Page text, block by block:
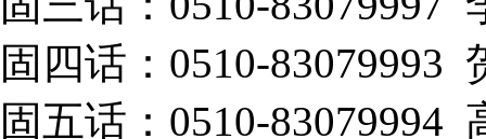
固四话：0510-83079993
固五话：0510-83079994